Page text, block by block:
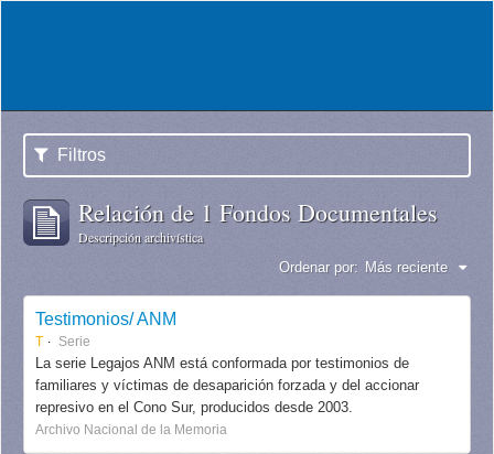
Filtros
Relación de 1 Fondos Documentales
Descripción archivística
Ordenar por: Más reciente
Testimonios/ ANM
T Serie
La serie Legajos ANM está conformada por testimonios de
familiares y víctimas de desaparición forzada y del accionar
represivo en el Cono Sur, producidos desde 2003.
Archivo Nacional de la Memoria